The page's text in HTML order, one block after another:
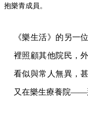
抱樂青成員。
《樂生活》的另一
裡照顧其他院民，
看似與常人無異，
又在樂生療養院——